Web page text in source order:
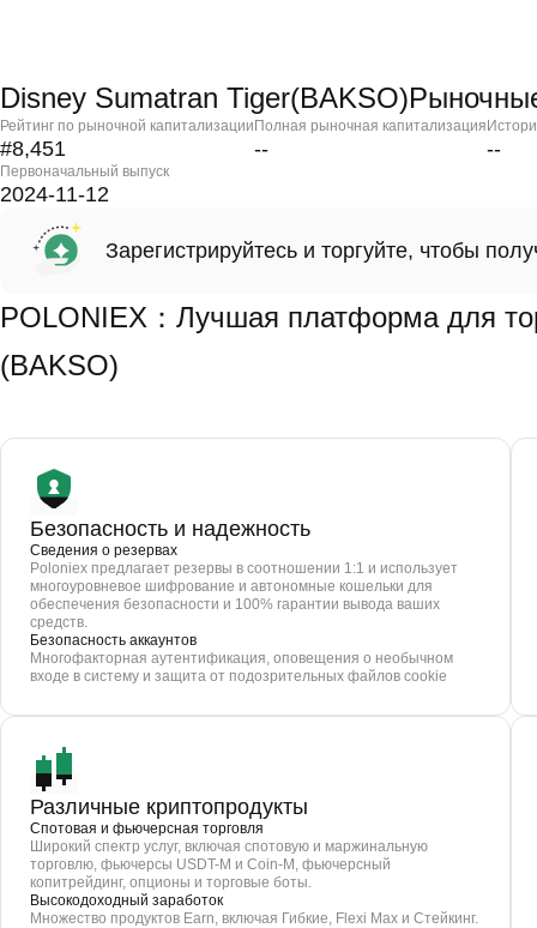
Disney Sumatran
Рейтинг по рыночной капитализации
#8,451
Полная рыночная капитализация
-- --
Первоначальный выпуск
2024-11-12
Зарегистрируйтесь и торгуйте, чтобы
POLONIEX：Лучшая платформа для
(BAKSO)
Безопасность и надежность
Сведения о резервах
Poloniex предлагает резервы в соотношении 1:1 и использует
многоуровневое шифрование и автономные кошельки для
обеспечения безопасности и 100% гарантии вывода ваших
средств.
Безопасность аккаунтов
Многофакторная аутентификация, оповещения о необычном
входе в систему и защита от подозрительных файлов cookie
Различные криптопродукты
Спотовая и фьючерсная торговля
Широкий спектр услуг, включая спотовую и маржинальную
торговлю, фьючерсы USDT-M и Coin-M, фьючерсный
копитрейдинг, опционы и торговые боты.
Высокодоходный заработок
Множество продуктов Earn, включая Гибкие, Flexi Max и Стейкинг.